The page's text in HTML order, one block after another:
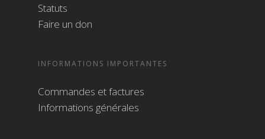
Statuts
Faire un don
INFORMATIONS IMPORTANTES
Commandes et factures
Informations générales